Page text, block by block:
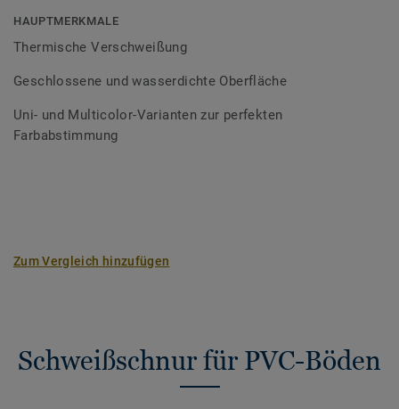
Bodenbelagssortiment abgestimmt. Durch die Verwendung
von Kontrastfarben lassen sich auch besondere
HAUPTMERKMALE
Thermische Verschweißung
Geschlossene und wasserdichte Oberfläche
Uni- und Multicolor-Varianten zur perfekten
Farbabstimmung
Zum Vergleich hinzufügen
Schweißschnur für PVC-Böden